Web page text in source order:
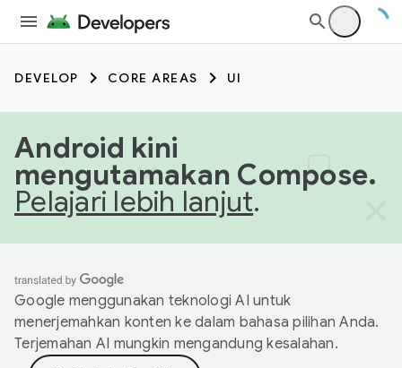
DEVELOP CORE AREAS UI
Android kini
mengutamakan Compose.
Pelajari lebih lanjut.
Google menggunakan teknologi AI untuk
menerjemahkan konten ke dalam bahasa pilihan Anda.
Terjemahan AI mungkin mengandung kesalahan.